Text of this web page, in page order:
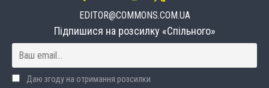
EDITOR@COMMONS.COM.UA
Підпишися на розсилку «Спільного»
Даю згоду на отримання розсилки